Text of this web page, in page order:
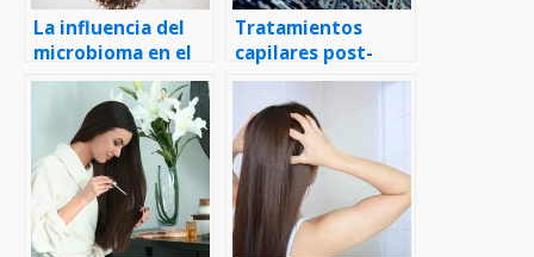
La influencia del
microbioma en el
cuero cabelludo
Tratamientos
capilares post-
quimioterapia